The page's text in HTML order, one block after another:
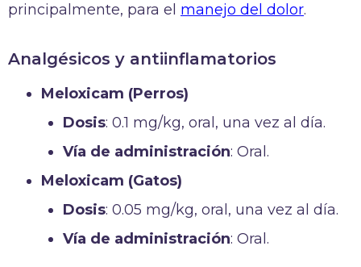
principalmente, para el manejo del dolor.
Analgésicos y antiinflamatorios
Meloxicam (Perros)
Dosis: 0.1 mg/kg, oral, una vez al día.
Vía de administración: Oral.
Meloxicam (Gatos)
Dosis: 0.05 mg/kg, oral, una vez al día.
Vía de administración: Oral.